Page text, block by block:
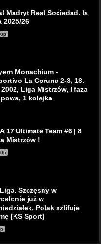
Madryt Real Sociedad. la
2025/26
Monachium -
La Coruna 2-3, 18.
2002, Liga Mistrzów, I faza
1 kolejka
17 Ultimate Team #6 | 8
Mistrzów !
Szczęsny w
już w
Polak szlifuje
[KS Sport]